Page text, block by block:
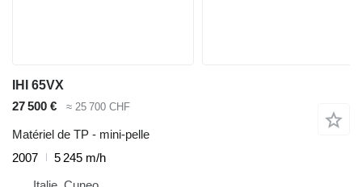
IHI 65VX
27 500 €
≈ 25 700 CHF
Matériel de TP - mini-pelle
2007
5 245 m/h